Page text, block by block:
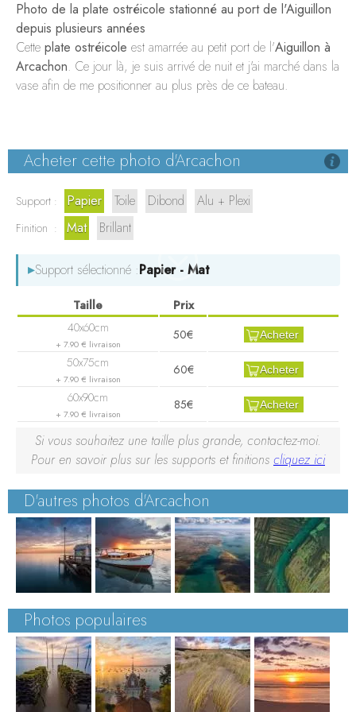
BORDEAUX
Photo de la plate ostréicole stationné au port de l'Aiguillon
depuis plusieurs années
Cette plate ostréicole est amarrée au petit port de l'Aiguillon à
Arcachon. Ce jour là, je suis arrivé de nuit et j'ai marché dans la
vase afin de me positionner au plus près de ce bateau.
Acheter cette photo d'Arcachon
Support : Papier Toile Dibond Alu + Plexi
Finition : Mat Brillant
▸Support sélectionné :Papier - Mat
+ 7.90 € livraison
50€ Acheter
+ 7.90 € livraison
60€ Acheter
+ 7.90 € livraison
85€ Acheter
Si vous souhaitez une taille plus grande, contactez-moi.
Pour en savoir plus sur les supports et finitions cliquez ici
D'autres photos d'Arcachon
Photos populaires